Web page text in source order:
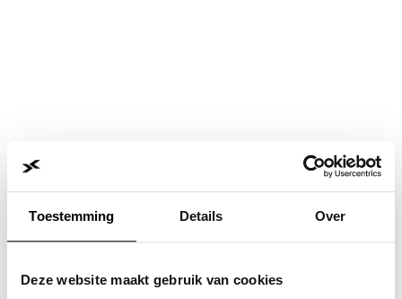
Toestemming Details Over
Deze website maakt gebruik van cookies